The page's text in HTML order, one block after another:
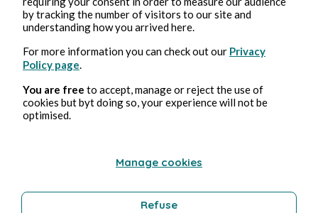
Jet 1: Un après-midi riche en imprévu.
by tracking the number of visitors to our site and
understanding how you arrived here.
For more information you can check out our Privacy
Policy page
You are free to accept, manage or reject the use of
cookies but byt doing so, your experience will not be
optimised.
Manage cookies
Refuse